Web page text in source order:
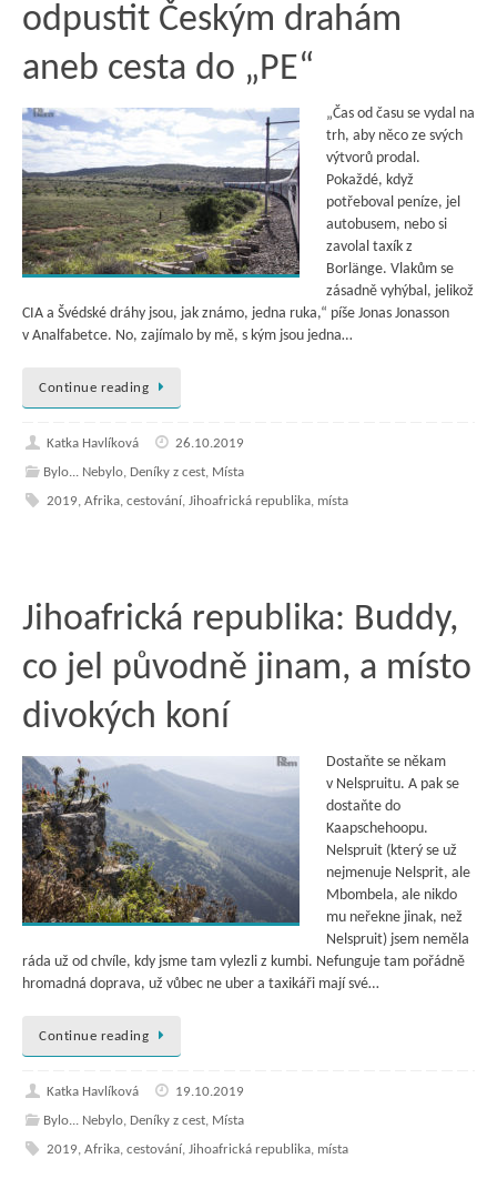
odpustit Českým drahám
aneb cesta do „PE“
„Čas od času se vydal na
trh, aby něco ze svých
výtvorů prodal.
Pokaždé, když
potřeboval peníze, jel
autobusem, nebo si
zavolal taxík z
Borlänge. Vlakům se
zásadně vyhýbal, jelikož
CIA a Švédské dráhy jsou, jak známo, jedna ruka,“ píše Jonas Jonasson
v Analfabetce. No, zajímalo by mě, s kým jsou jedna…
Continue reading
Katka Havlíková
26.10.2019
Bylo... Nebylo, Deníky z cest, Místa
2019, Afrika, cestování, Jihoafrická republika, místa
Jihoafrická republika: Buddy,
co jel původně jinam, a místo
divokých koní
Dostaňte se někam
v Nelspruitu. A pak se
dostaňte do
Kaapschehoopu.
Nelspruit (který se už
nejmenuje Nelsprit, ale
Mbombela, ale nikdo
mu neřekne jinak, než
Nelspruit) jsem neměla
ráda už od chvíle, kdy jsme tam vylezli z kumbi. Nefunguje tam pořádně
hromadná doprava, už vůbec ne uber a taxikáři mají své…
Continue reading
Katka Havlíková
19.10.2019
Bylo... Nebylo, Deníky z cest, Místa
2019, Afrika, cestování, Jihoafrická republika, místa